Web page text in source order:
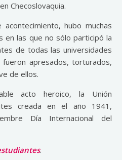
Checoslovaquia.
hubo muchas
en las que no sólo participó la
de todas las universidades
apresados, torturados,
de ellos.
acto heroico, la Unión
creada en el año 1941,
Día Internacional del
.